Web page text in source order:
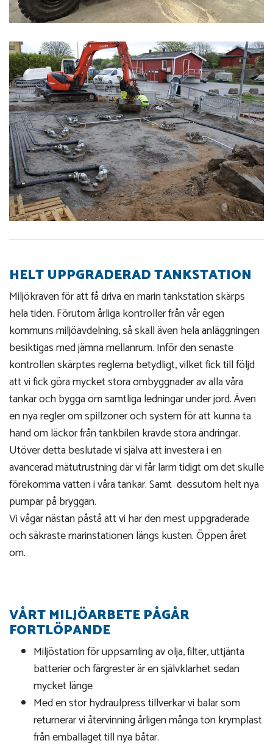
HELT UPPGRADERAD TANKSTATION
Miljökraven för att få driva en marin tankstation skärps
hela tiden. Förutom årliga kontroller från vår egen
kommuns miljöavdelning, så skall även hela anläggningen
besiktigas med jämna mellanrum. Inför den senaste
kontrollen skärptes reglerna betydligt, vilket fick till följd
att vi fick göra mycket stora ombyggnader av alla våra
tankar och bygga om samtliga ledningar under jord. Även
en nya regler om spillzoner och system för att kunna ta
hand om läckor från tankbilen krävde stora ändringar.
Utöver detta beslutade vi själva att investera i en
avancerad mätutrustning där vi får larm tidigt om det skulle
förekomma vatten i våra tankar. Samt dessutom helt nya
pumpar på bryggan.
Vi vågar nästan påstå att vi har den mest uppgraderade
och säkraste marinstationen längs kusten. Öppen året
om.
VÅRT MILJÖARBETE PÅGÅR
FORTLÖPANDE
Miljöstation för uppsamling av olja, filter, uttjänta
batterier och färgrester är en självklarhet sedan
mycket länge
Med en stor hydraulpress tillverkar vi balar som
returnerar vi återvinning årligen många ton krymplast
från emballaget till nya båtar.